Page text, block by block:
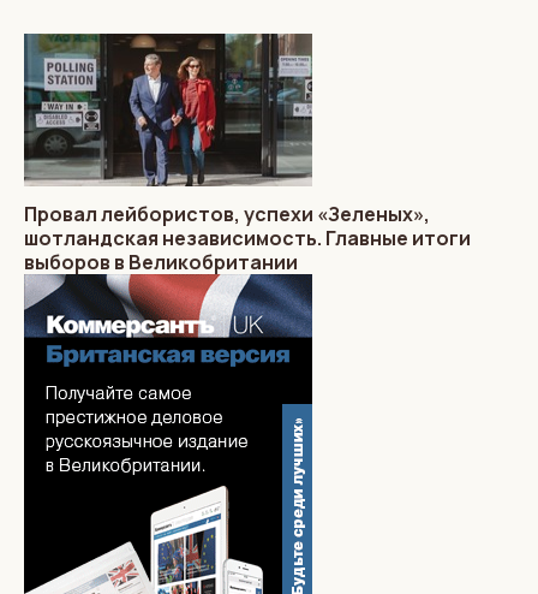
Провал лейбористов, успехи «Зеленых»,
шотландская независимость. Главные итоги
выборов в Великобритании